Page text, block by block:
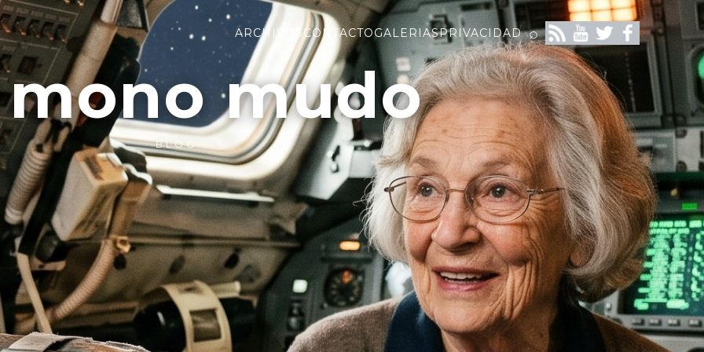
ARCHIVOSCONTACTOGALERIASPRIVACIDAD ⌕
mudo
BLOG